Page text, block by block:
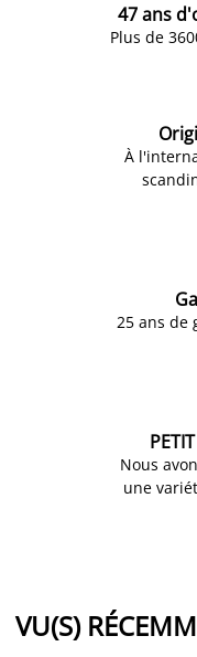
47 ans
Plus de
À
25 ans de
Nous
une
VU(S)